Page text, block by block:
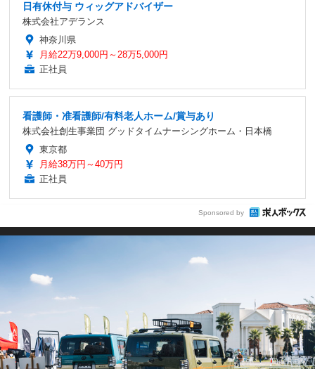
日有休付与 ウィッグアドバイザー
株式会社アデランス
神奈川県
月給22万9,000円～28万5,000円
正社員
看護師・准看護師/有料老人ホーム/賞与あり
株式会社創生事業団 グッドタイムナーシングホーム・日本橋
東京都
月給38万円～40万円
正社員
Sponsored by